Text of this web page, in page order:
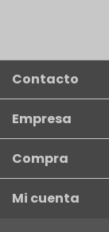
Contacto
Empresa
Compra
Mi cuenta